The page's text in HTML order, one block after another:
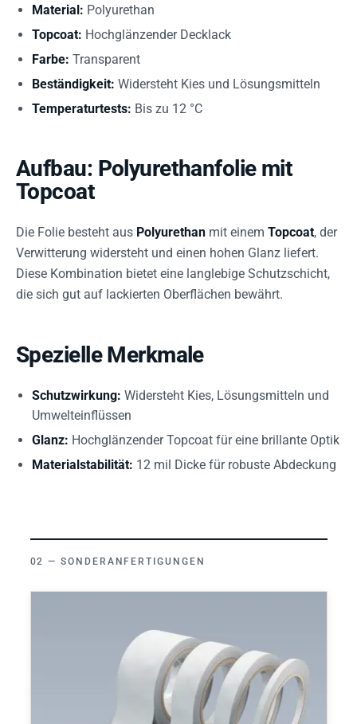
Material: Polyurethan
Topcoat: Hochglänzender Decklack
Farbe: Transparent
Beständigkeit: Widersteht Kies und Lösungsmitteln
Temperaturtests: Bis zu 12 °C
Aufbau: Polyurethanfolie mit
Topcoat
Die Folie besteht aus Polyurethan mit einem Topcoat, der
Verwitterung widersteht und einen hohen Glanz liefert.
Diese Kombination bietet eine langlebige Schutzschicht,
die sich gut auf lackierten Oberflächen bewährt.
Spezielle Merkmale
Schutzwirkung: Widersteht Kies, Lösungsmitteln und
Umwelteinflüssen
Glanz: Hochglänzender Topcoat für eine brillante Optik
Materialstabilität: 12 mil Dicke für robuste Abdeckung
SONDERANFERTIGUNGEN